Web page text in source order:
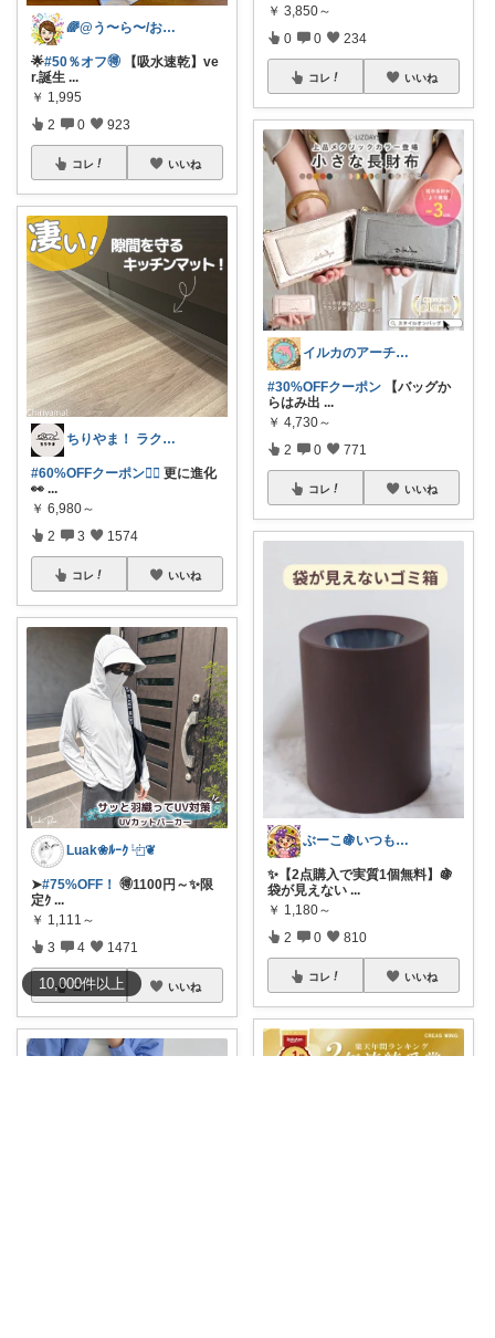
10,000件以上
🌈@う〜ら〜/お得✨美味しい✨素敵✨
🌟#50％オフ🉐 【吸水速乾】ve
r.誕生 ...
￥ 1,995
2 0 923
コレ いいね
ちりやま！ ラク×便利グッズ🫧
#60%OFFクーポン❤️‍🔥 更に進化
👀 ...
￥ 6,980～
2 3 1574
コレ いいね
Luak❀ﾙｰｸ ⿻❦
➤#75%OFF！ 🉐1100円～✨限
定ｸ ...
￥ 1,111～
3 4 1471
コレ いいね
￥ 3,850～
0 0 234
コレ いいね
イルカのアーチ🐬🌈朝コレ
#30%OFFクーポン 【バッグか
らはみ出 ...
￥ 4,730～
2 0 771
コレ いいね
ぶーこ🍇いつもありがとう😊
✨【2点購入で実質1個無料】🍇
袋が見えない ...
￥ 1,180～
2 0 810
コレ いいね